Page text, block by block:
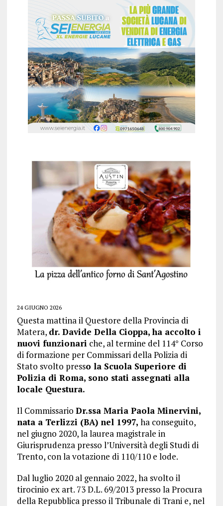
24 GIUGNO 2026
Questa mattina il Questore della Provincia di
Matera, dr. Davide Della Cioppa, ha accolto i
nuovi funzionari che, al termine del 114° Corso
di formazione per Commissari della Polizia di
Stato svolto presso la Scuola Superiore di
Polizia di Roma, sono stati assegnati alla
locale Questura.
Il Commissario Dr.ssa Maria Paola Minervini,
nata a Terlizzi (BA) nel 1997, ha conseguito,
nel giugno 2020, la laurea magistrale in
Giurisprudenza presso l’Università degli Studi di
Trento, con la votazione di 110/110 e lode.
Dal luglio 2020 al gennaio 2022, ha svolto il
tirocinio ex art. 73 D.L. 69/2013 presso la Procura
della Repubblica presso il Tribunale di Trani e, nel